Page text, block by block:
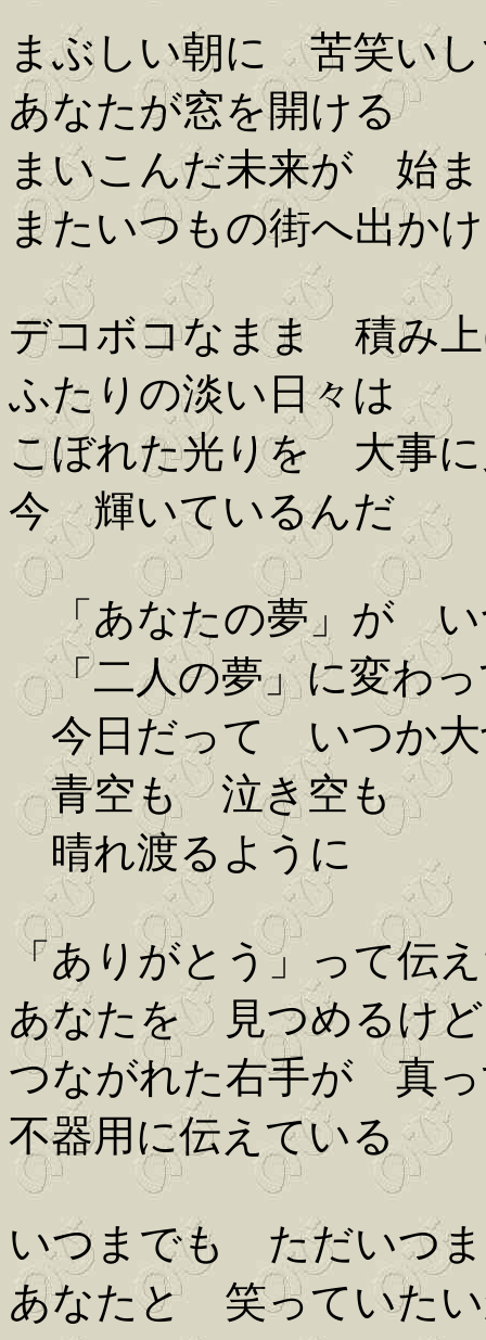
まぶしい朝に 苦笑い
あなたが窓を開ける
まいこんだ未来が 始
またいつもの街へ出か
デコボコなまま 積み
ふたりの淡い日々は
こぼれた光りを 大事
今 輝いているんだ
「あなたの夢」が い
「二人の夢」に変わっ
今日だって いつか大
青空も 泣き空も
晴れ渡るように
「ありがとう」って伝
あなたを 見つめるけど
つながれた右手が 真
不器用に伝えている
いつまでも ただいつ
あなたと 笑っていた